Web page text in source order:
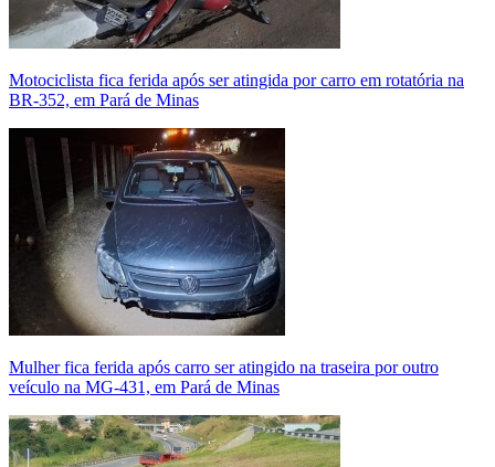
Motociclista fica ferida após ser atingida por carro em rotatória na
BR-352, em Pará de Minas
Mulher fica ferida após carro ser atingido na traseira por outro
veículo na MG-431, em Pará de Minas